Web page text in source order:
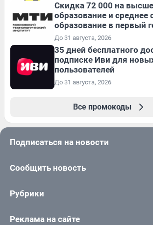
Скидка 72 000 на
образование и среднее
образование в первый
До 31 августа, 2026
35 дней бесплатного
подписке Иви для
пользователей
До 31 августа, 2026
Все промокоды
Подписаться на новости
Сообщить новость
Рубрики
Реклама на сайте